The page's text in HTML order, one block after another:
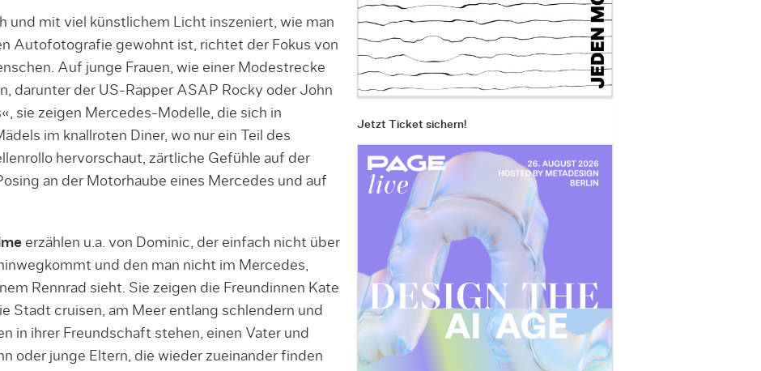
und mit viel künstlichem Licht inszeniert, wie man
Autofotografie gewohnt ist, richtet der Fokus von
Auf junge Frauen, wie einer Modestrecke
darunter der US-Rapper ASAP Rocky oder John
sie zeigen Mercedes-Modelle, die sich in
im knallroten Diner, wo nur ein Teil des
hervorschaut, zärtliche Gefühle auf der
an der Motorhaube eines Mercedes und auf
erzählen u.a. von Dominic, der einfach nicht über
und den man nicht im Mercedes,
Rennrad sieht. Sie zeigen die Freundinnen Kate
Stadt cruisen, am Meer entlang schlendern und
in ihrer Freundschaft stehen, einen Vater und
oder junge Eltern, die wieder zueinander finden
Jetzt Ticket sichern!